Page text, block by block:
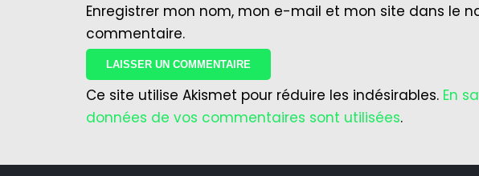
Enregistrer mon nom, mon e-mail et mon site dans le
commentaire.
Ce site utilise Akismet pour réduire les indésirables. En
données de vos commentaires sont utilisées.